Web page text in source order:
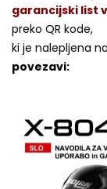
garancijski list
preko QR kode,
ki je nalepljena
povezavi: